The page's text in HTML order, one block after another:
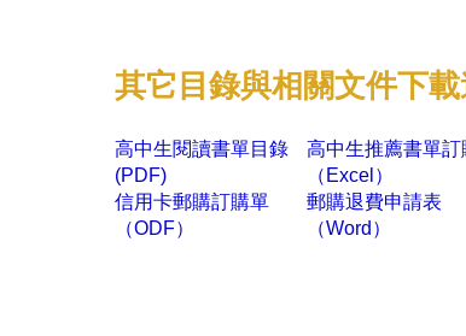
其它目錄與相關文件下
高中生閱讀書單目錄
(PDF)
高中生推薦書單訂
（Excel）
信用卡郵購訂購單
（ODF）
郵購退費申請表
（Word）